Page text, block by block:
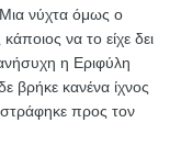
Μια νύχτα όμως ο
να το είχε δει
η Εριφύλη
βρήκε κανένα ίχνος
προς τον